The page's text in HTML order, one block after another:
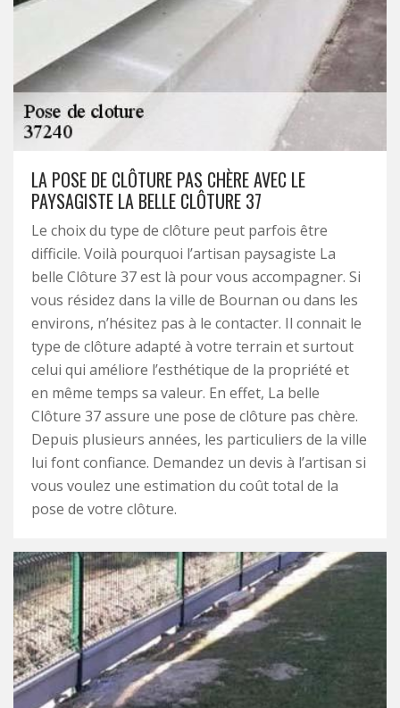
LA POSE DE CLÔTURE PAS CHÈRE AVEC LE
PAYSAGISTE LA BELLE CLÔTURE 37
Le choix du type de clôture peut parfois être
difficile. Voilà pourquoi l’artisan paysagiste La
belle Clôture 37 est là pour vous accompagner. Si
vous résidez dans la ville de Bournan ou dans les
environs, n’hésitez pas à le contacter. Il connait le
type de clôture adapté à votre terrain et surtout
celui qui améliore l’esthétique de la propriété et
en même temps sa valeur. En effet, La belle
Clôture 37 assure une pose de clôture pas chère.
Depuis plusieurs années, les particuliers de la ville
lui font confiance. Demandez un devis à l’artisan si
vous voulez une estimation du coût total de la
pose de votre clôture.